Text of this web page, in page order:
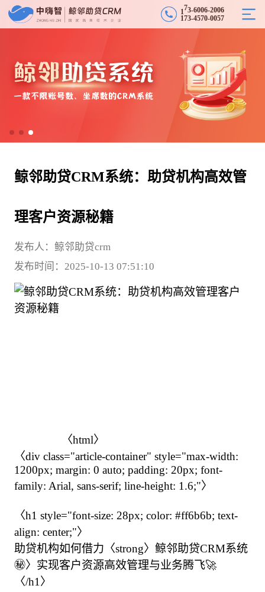
1 73-6006-2006
173-4570-0057
鲸邻助贷CRM系统：助贷机构高效管
理客户资源秘籍
发布人：鲸邻助贷crm
发布时间：2025-10-13 07:51:10
〈div class="article-container" style="max-width:
1200px; margin: 0 auto; padding: 20px; font-
family: Arial, sans-serif; line-height: 1.6;"〉
〈h1 style="font-size: 28px; color: #ff6b6b; text-
align: center;"〉
助贷机构如何借力〈strong〉鲸邻助贷CRM系统
㊙️〉实现客户资源高效管理与业务腾飞🚀
〈/h1〉